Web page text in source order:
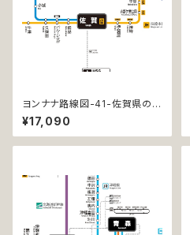
ヨンナナ路線図-41-佐賀県の鉄
道 (Saga / デジタル / PRO-N
C)
¥17,090